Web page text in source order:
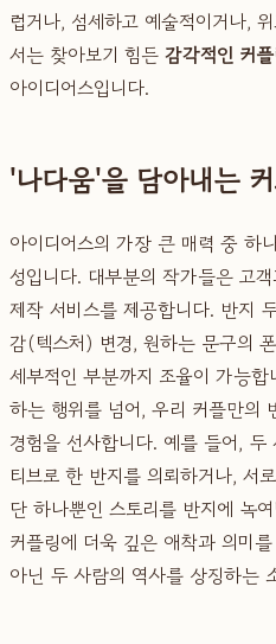
럽거나, 섬세하고 예술적이거나,
서는 찾아보기 힘든 감각적인 커
아이디어스입니다.
'나다움'을 담아내는
아이디어스의 가장 큰 매력 중 하
성입니다. 대부분의 작가들은 고
제작 서비스를 제공합니다. 반지
감(텍스처) 변경, 원하는 문구의
세부적인 부분까지 조율이 가능
하는 행위를 넘어, 우리 커플만의
경험을 선사합니다. 예를 들어,
티브로 한 반지를 의뢰하거나, 서
단 하나뿐인 스토리를 반지에 녹
커플링에 더욱 깊은 애착과 의미
아닌 두 사람의 역사를 상징하는